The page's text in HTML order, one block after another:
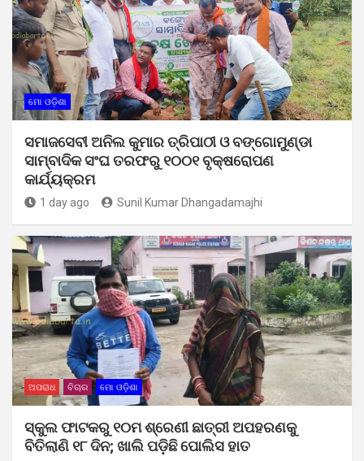
ମୋ ଓଡ଼ିଶା
ସମାଜସେବୀ ଅନିଲ କୁମାର ତ୍ରିପାଠୀ ଓ ବଙ୍ଗୋମୁଣ୍ଡା
ସାମ୍ବାଦିକ ସଂଘ ତରଫରୁ ୧୦୦୧ ବୃକ୍ଷରୋପଣ
କାର୍ଯ୍ୟକ୍ରମ
1 day ago Sunil Kumar Dhangadamajhi
ଅପରାଧ ବିଚାର ମୋ ଓଡ଼ିଶା
ସ୍କୁଲ ଫାଟକରୁ ୧୦ମ ଶ୍ରେଣୀ ଛାତ୍ରୀ ଅପହରଣକୁ
ବିତିଲାଣି ୧୮ ଦିନ; ଖାଲି ପଡ଼ିଛି ପୋଲିସ ହାତ